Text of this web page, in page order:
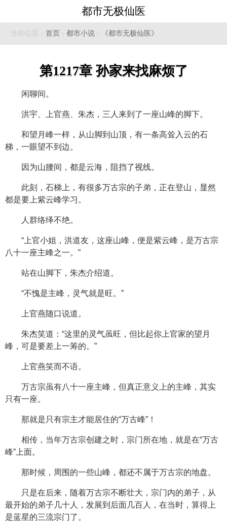
都市无极仙医
当前位置： 首页 › 都市小说 › 《都市无极仙医》
第1217章 孙家来找麻烦了
闲聊间。
洪宇、上官燕、朱杰，三人来到了一座山峰的脚下。
和望月峰一样，从山脚到山顶，有一条高耸入云的石
梯，一眼望不到边。
因为山腰间，都是云海，阻挡了视线。
此刻，石梯上，有很多万古宗的子弟，正在登山，显然
都是要上紫云峰学习。
人群络绎不绝。
“上官小姐，洪道友，这座山峰，便是紫云峰，是万古宗
八十一座主峰之一。”
站在山脚下，朱杰介绍道。
“不愧是主峰，灵气就是旺。”
上官燕随口说道。
朱杰笑道：“这里的灵气虽旺，但比起你上官家的望月
峰，可是要差上一筹的。”
上官燕笑而不语。
万古宗虽有八十一座主峰，但真正意义上的主峰，其实
只有一座。
那就是只有宗主才能居住的“万古峰”！
相传，当年万古宗创建之时，宗门所在地，就是在“万古
峰”上面。
那时候，周围的一些山峰，都还不属于万古宗的地盘。
只是在后来，随着万古宗不断壮大，宗门内的弟子，从
最开始的弟子几十人，发展到后面几百人，在当时，算得上
是蓝星的三流宗门了。